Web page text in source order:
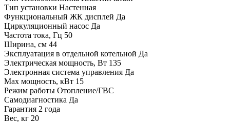
Тип установки Настенная
Функциональный ЖК дисплей Да
Циркуляционный насос Да
Частота тока, Гц 50
Ширина, см 44
Эксплуатация в отдельной котельной Да
Электрическая мощность, Вт 135
Электронная система управления Да
Max мощность, кВт 15
Режим работы Отопление/ГВС
Самодиагностика Да
Гарантия 2 года
Вес, кг 20